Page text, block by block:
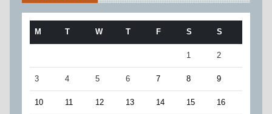
M T W T F S S
1 2
3 4 5 6 7 8 9
10 11 12 13 14 15 16